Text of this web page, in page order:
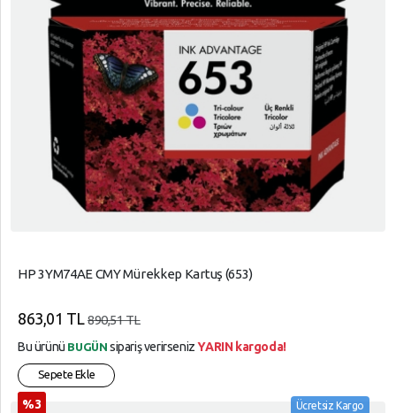
HP 3YM74AE CMY Mürekkep Kartuş (653)
863,01 TL 890,51 TL
Bu ürünü BUGÜN sipariş verirsenizYARIN kargoda!
Sepete Ekle
Ücretsiz Kargo
%3